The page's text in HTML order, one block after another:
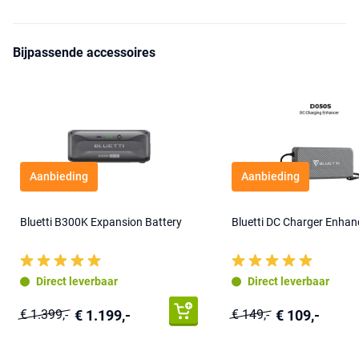
Bijpassende accessoires
Aanbieding
Bluetti B300K Expansion Battery
Direct leverbaar
€ 1.399,- € 1.199,-
Aanbieding
Bluetti DC Charger
Direct leverbaar
€ 149,- € 109,-